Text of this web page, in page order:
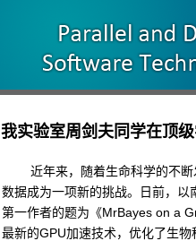
我实验室周剑夫同学在顶
近年来，随着生命科学的不断
数据成为一项新的挑战。日前，
第一作者的题为《MrBayes on a
最新的GPU加速技术，优化了生